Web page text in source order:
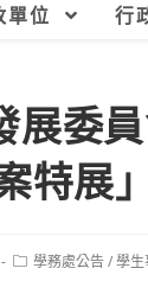
單位 行
展委
特展」
Post學務處公告/學生